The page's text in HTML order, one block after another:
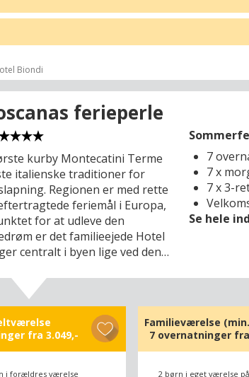
Biondi
ferieperle
kurby Montecatini Terme
italienske traditioner for
Regionen er med rette
feriemål i Europa,
for at udleve den
er det familieejede Hotel
centralt i byen lige ved den
både mulighed for at opleve
verdensklasse og at læne sig
de naturskønne omgivelser
Chianti.
7
7 x
7 x 3-
Se hele
fra3.049,-
i forældres værelse
Familieværelse
7 overnatninger fra
2 børn i eget værelse